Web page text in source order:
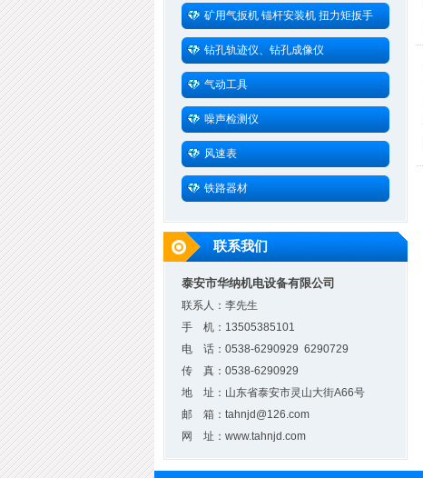
手
矿用气扳机 锚杆安装机 扭力矩扳手
钻孔轨迹仪、钻孔成像仪
气动工具
噪声检测仪
风速表
铁路器材
联系我们
泰安市华纳机电设备有限公司
联系人：李先生
手 机：13505385101
电 话：0538-6290929 6290729
传 真：0538-6290929
地 址：山东省泰安市灵山大街A66号
邮 箱：tahnjd@126.com
网 址：www.tahnjd.com